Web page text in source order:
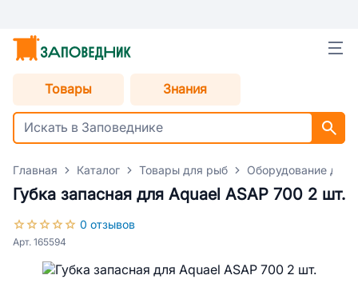
Товары Знания
Главная Каталог Товары для рыб Оборудование для
Губка запасная для Aquael ASAP 700 2 шт.
0 отзывов
Арт. 165594